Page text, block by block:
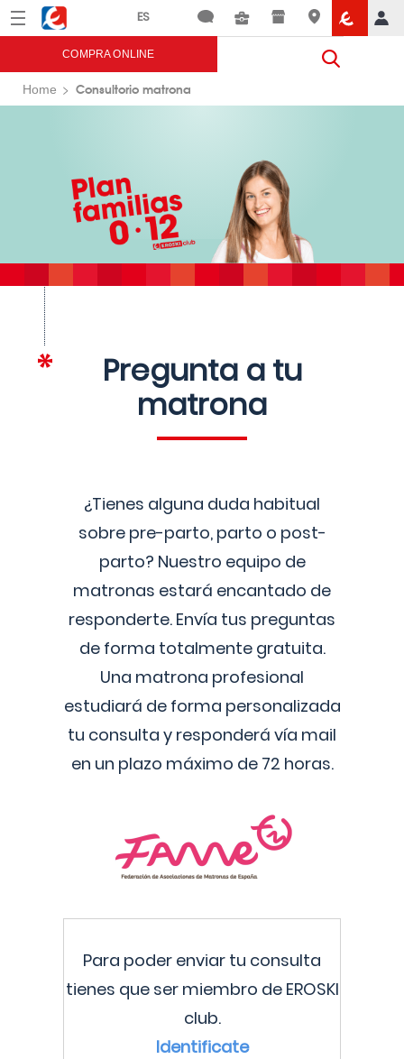
Menú Eroski
COMPRA ONLINE
Home Consultorio matrona
Pregunta a tu
matrona
¿Tienes alguna duda habitual
sobre pre-parto, parto o post-
parto? Nuestro equipo de
matronas estará encantado de
responderte. Envía tus preguntas
de forma totalmente gratuita.
Una matrona profesional
estudiará de forma personalizada
tu consulta y responderá vía mail
en un plazo máximo de 72 horas.
Para poder enviar tu consulta
tienes que ser miembro de EROSKI
club.
Identificate